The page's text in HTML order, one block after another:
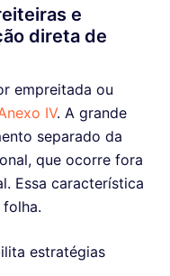
e
direta de
empreitada ou
IV. A grande
separado da
que ocorre fora
Essa característica
estratégias